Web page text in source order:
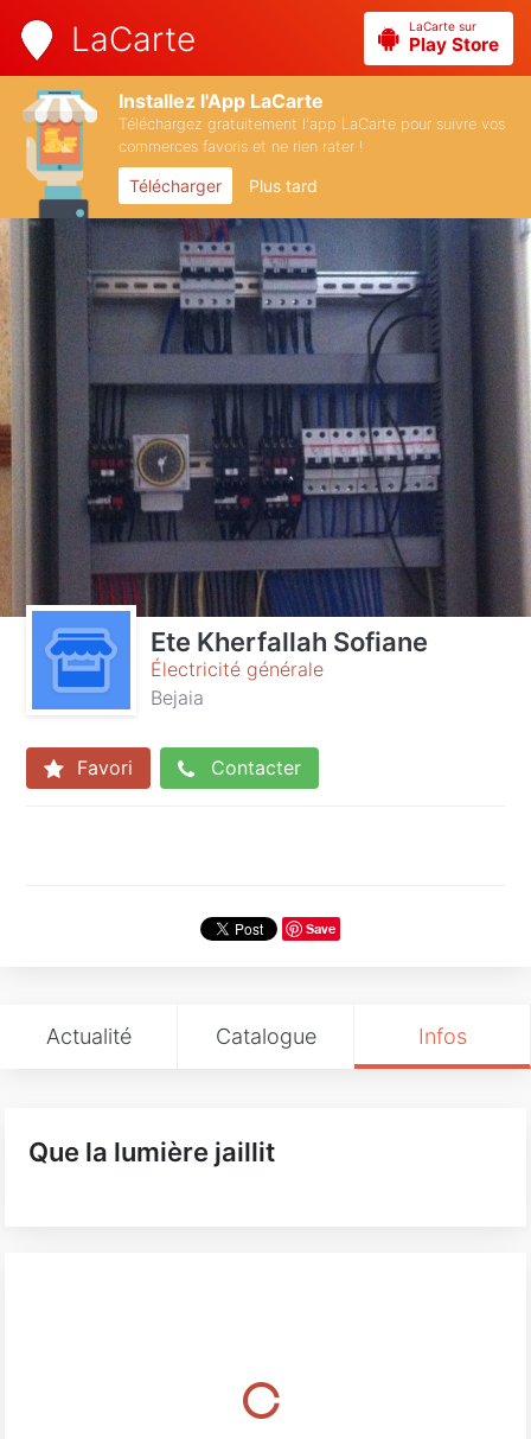
LaCarte LaCarte sur
Play Store
Installez l'App LaCarte
Téléchargez gratuitement l'app LaCarte pour suivre vos
commerces favoris et ne rien rater !
Télécharger Plus tard
Ete Kherfallah Sofiane
Électricité générale
Bejaia
Favori Contacter
Save
Actualité Catalogue Infos
Que la lumière jaillit